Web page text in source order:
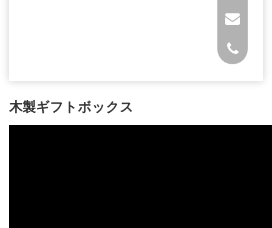
木製ギフトボックス